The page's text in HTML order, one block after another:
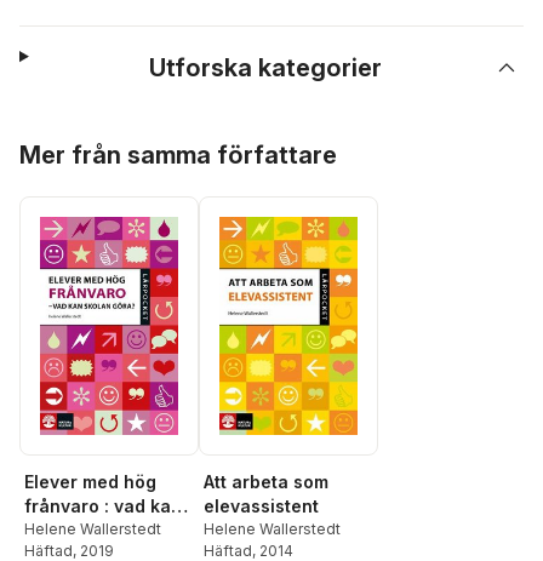
Utforska kategorier
Mer från samma författare
Elever med hög
frånvaro : vad kan
skolan göra?
Helene Wallerstedt
Häftad, 2019
Att arbeta som
elevassistent
Helene Wallerstedt
Häftad, 2014